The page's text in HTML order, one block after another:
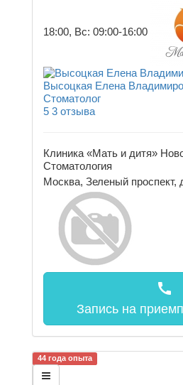
18:00, Вс: 09:00-16:00
Высоцкая Елена
Стоматолог
5 3 отзыва
Клиника «Мать и дитя»
Стоматология
Москва, Зеленый проспект,
call
Запись на прием
44 года опыта